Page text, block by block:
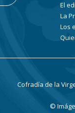
El
La
Los
Cofradía de la
©